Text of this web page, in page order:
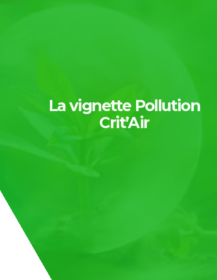
La vignette Pollution
Crit’Air